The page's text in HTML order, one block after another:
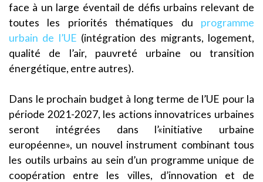
face à un large éventail de défis urbains relevant de
toutes les priorités thématiques du programme
urbain de l’UE (intégration des migrants, logement,
qualité de l’air, pauvreté urbaine ou transition
énergétique, entre autres).
Dans le prochain budget à long terme de l’UE pour la
période 2021-2027, les actions innovatrices urbaines
seront intégrées dans l’«initiative urbaine
européenne», un nouvel instrument combinant tous
les outils urbains au sein d’un programme unique de
coopération entre les villes, d’innovation et de